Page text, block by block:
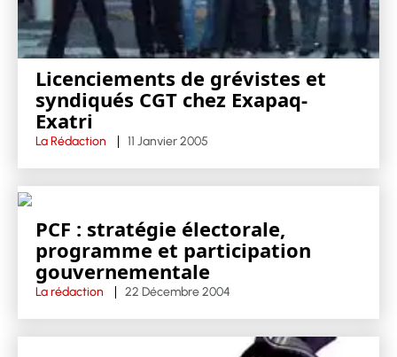
Licenciements de grévistes et
syndiqués CGT chez Exapaq-
Exatri
La Rédaction 11 Janvier 2005
PCF : stratégie électorale,
programme et participation
gouvernementale
La rédaction 22 Décembre 2004